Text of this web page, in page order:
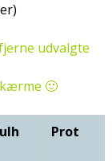
udvalgte
🙂
Prot